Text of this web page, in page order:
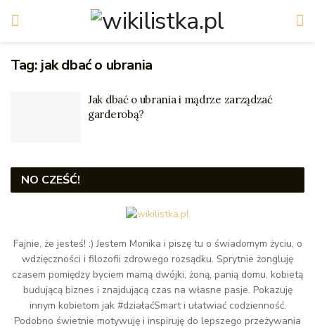
Tag: jak dbać o ubrania
Jak dbać o ubrania i mądrze zarządzać
garderobą?
NO CZEŚĆ!
Fajnie, że jesteś! :) Jestem Monika i piszę tu o świadomym życiu, o
wdzięczności i filozofii zdrowego rozsądku. Sprytnie żongluję
czasem pomiędzy byciem mamą dwójki, żoną, panią domu, kobietą
budującą biznes i znajdującą czas na własne pasje. Pokazuję
innym kobietom jak #działaćSmart i ułatwiać codzienność.
Podobno świetnie motywuję i inspiruję do lepszego przeżywania